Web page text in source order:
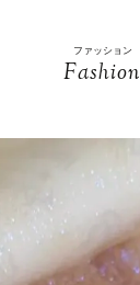
ファッション
Fashion